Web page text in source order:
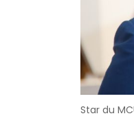
Star du